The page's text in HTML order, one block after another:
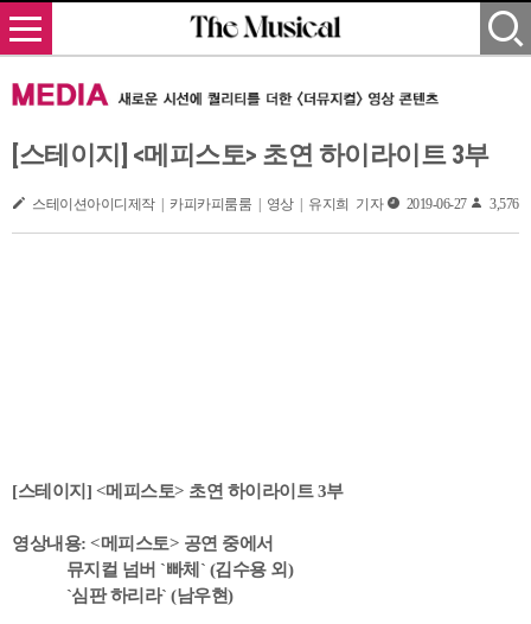
[스테이지] <메피스토> 초연 하이라이트 3부
스테이션아이디제작 | 카피카피룸룸 | 영상 | 유지희 기자 2019-06-27 3,576
[스테이지] <메피스토> 초연 하이라이트 3부
영상내용: <메피스토> 공연 중에서
뮤지컬 넘버 `빠체` (김수용 외)
`심판 하리라` (남우현)